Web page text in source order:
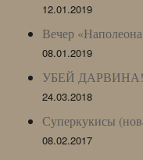
12.01.2019
Вечер
08.01.2019
УБЕЙ ДАРВИНА!
24.03.2018
Суперкукисы
08.02.2017